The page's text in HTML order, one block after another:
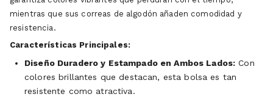
mientras que sus correas de algodón añaden comodidad y
resistencia.
Características Principales:
Diseño Duradero y Estampado en Ambos Lados: Con
colores brillantes que destacan, esta bolsa es tan
resistente como atractiva.